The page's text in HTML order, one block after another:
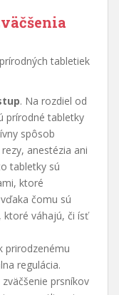
tabletiek
. Na rozdiel od
prírodné tabletky
spôsob
anestézia ani
tabletky sú
ktoré
čomu sú
ktoré váhajú, či ísť
prirodzenému
regulácia.
prsníkov